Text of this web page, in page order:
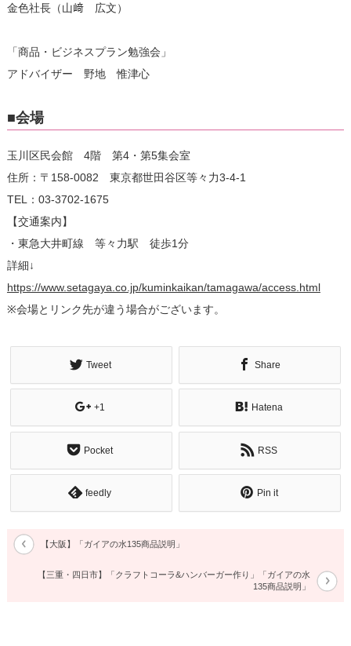
金色社長（山﨑 広文）
「商品・ビジネスプラン勉強会」
アドバイザー 野地 惟津心
■会場
玉川区民会館 4階 第4・第5集会室
住所：〒158-0082 東京都世田谷区等々力3-4-1
TEL：03-3702-1675
【交通案内】
・東急大井町線 等々力駅 徒歩1分
詳細↓
https://www.setagaya.co.jp/kuminkaikan/tamagawa/access.html
※会場とリンク先が違う場合がございます。
Tweet Share
+1 Hatena
Pocket RSS
feedly Pin it
【大阪】「ガイアの水135商品説明」
【三重・四日市】「クラフトコーラ&ハンバーガー作り」「ガイアの水
135商品説明」